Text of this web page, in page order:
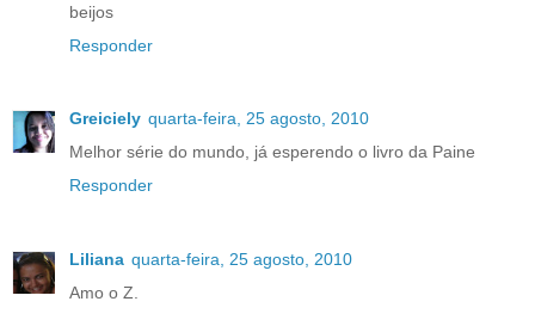
beijos
Responder
Greiciely quarta-feira, 25 agosto, 2010
Melhor série do mundo, já esperendo o livro da Paine
Responder
Liliana quarta-feira, 25 agosto, 2010
Amo o Z.